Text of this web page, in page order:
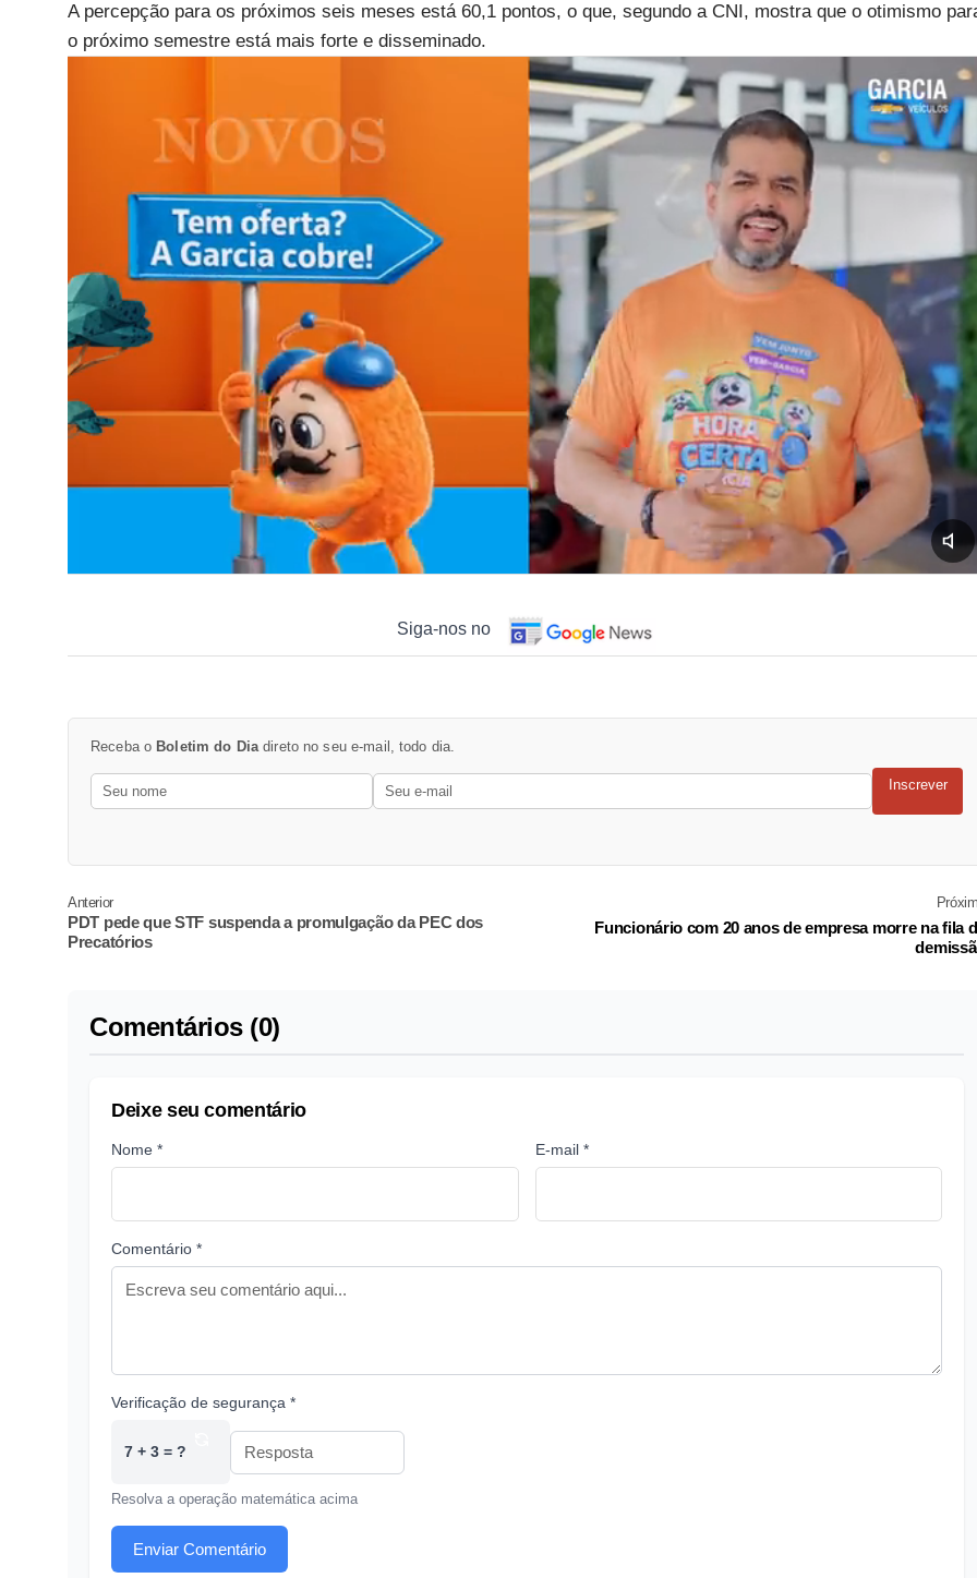
A percepção para os próximos seis meses está 60,1 pontos, o que, segundo a CNI, mostra que o otimismo
o próximo semestre está mais forte e disseminado.
Siga-nos no
Receba o Boletim do Diadireto no seu e-mail, todo dia.
Inscrever
Anterior
PDT pede que STF suspenda a promulgação da PEC dos
Precatórios
Funcionário com 20 anos de empresa morre na fila
Comentários (0)
Deixe seu comentário
Nome * E-mail *
Comentário *
Verificação de segurança *
7 + 3 = ?
Resolva a operação matemática acima
Enviar Comentário